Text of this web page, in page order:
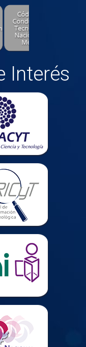
Interés